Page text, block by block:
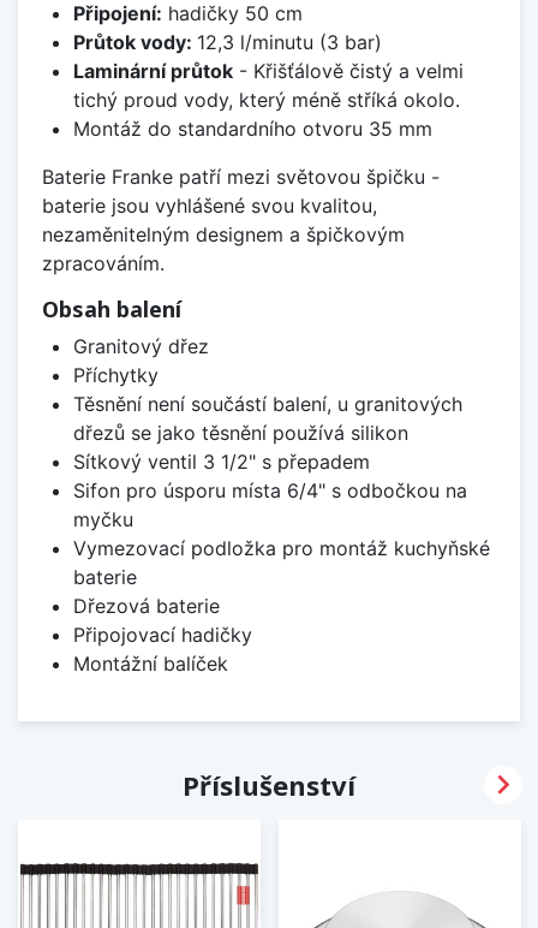
Připojení: hadičky 50 cm
Průtok vody: 12,3 l/minutu (3 bar)
Laminární průtok- Křišťálově čistý a velmi
tichý proud vody, který méně stříká okolo.
Montáž do standardního otvoru 35 mm
Baterie Franke patří mezi světovou špičku -
baterie jsou vyhlášené svou kvalitou,
nezaměnitelným designem a špičkovým
zpracováním.
Obsah balení
Granitový dřez
Příchytky
Těsnění není součástí balení, u granitových
dřezů se jako těsnění používá silikon
Sítkový ventil 3 1/2" s přepadem
Sifon pro úsporu místa 6/4" s odbočkou na
myčku
Vymezovací podložka pro montáž kuchyňské
baterie
Dřezová baterie
Připojovací hadičky
Montážní balíček
Příslušenství 